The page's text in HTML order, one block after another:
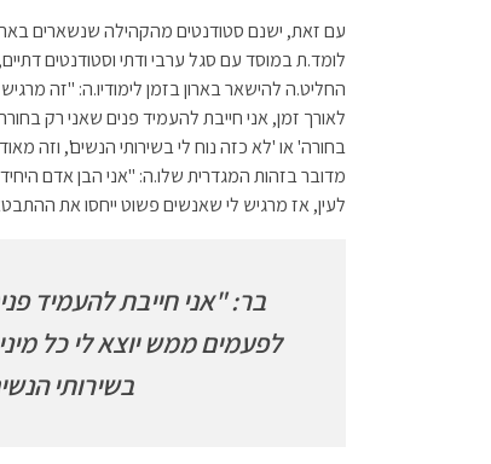
עם זאת, ישנם סטודנטים מהקהילה שנשארים
לומד.ת במוסד עם סגל ערבי ודתי וסטודנטים
החליט.ה להישאר בארון בזמן לימודיו.ה: "זה
לאורך זמן, אני חייבת להעמיד פנים שאני רק
בחורה' או 'לא כזה נוח לי בשירותי הנשים', וזה
מדובר בזהות המגדרית שלו.ה: "אני הבן אדם
לעין, אז מרגיש לי שאנשים פשוט ייחסו את
בר: "אני חייבת להעמיד
לפעמים ממש יוצא לי כל
בשירותי